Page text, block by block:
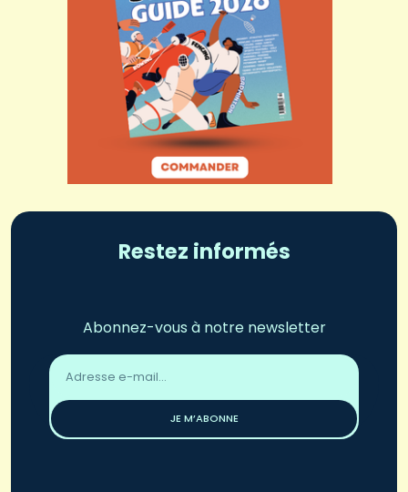
Restez informés
Abonnez-vous à notre newsletter
Adresse
email
JE M’ABONNE